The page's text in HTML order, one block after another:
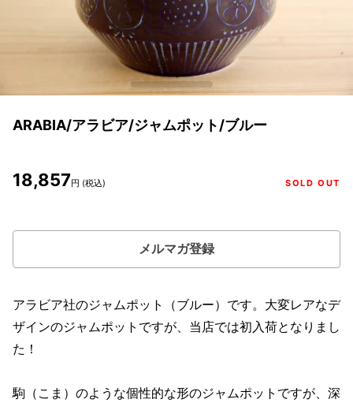
ARABIA/アラビア/ジャムポット/ブルー
18,857円 (税込) SOLD OUT
メルマガ登録
アラビア社のジャムポット（ブルー）です。大変レアなデ
ザインのジャムポットですが、当店では初入荷となりまし
た！
駒（こま）のような個性的な形のジャムポットですが、深